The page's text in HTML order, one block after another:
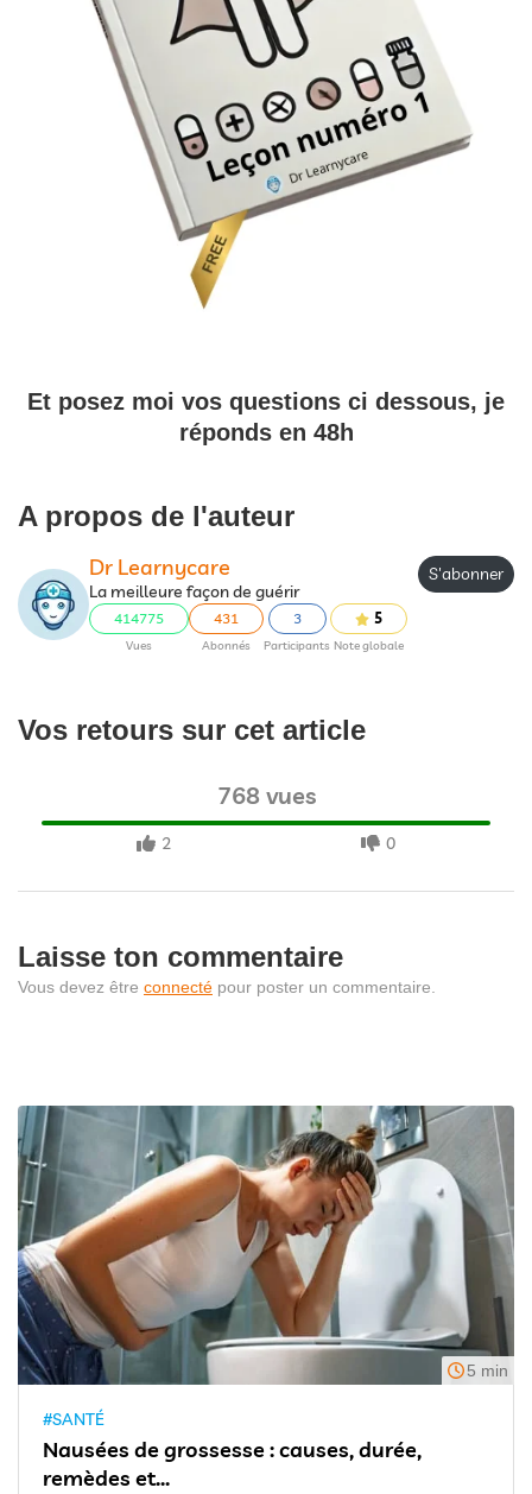
Et posez moi vos questions ci dessous, je
réponds en 48h
A propos de l'auteur
Dr Learnycare
La meilleure façon de guérir
414775
Vues
431
Abonnés
3
Participants
5
Note globale
S'abonner
Vos retours sur cet article
768 vues
2 0
Laisse ton commentaire
Vous devez être connecté pour poster un commentaire.
5 min
#SANTÉ
Nausées de grossesse : causes, durée,
remèdes et...